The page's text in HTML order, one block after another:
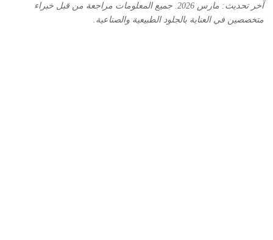
آخر تحديث: مارس 2026. جميع المعلومات مراجعة من قبل خبراء
متخصصين في العناية بالجلود الطبيعية والصناعية.